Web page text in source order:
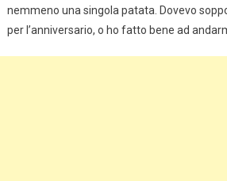
nemmeno una singola patata. Dovevo
per l’anniversario, o ho fatto bene ad